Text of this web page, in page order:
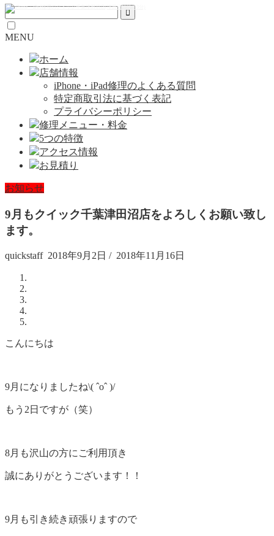
MENU
ホーム
店舗情報
iPhone・iPad修理のよくある質問
特定商取引法に基づく表記
プライバシーポリシー
修理メニュー・料金
5つの特徴
アクセス情報
お見積り
お知らせ
9月もクイック千葉津田沼店をよろしくお願い致し
ます。
quickstaff 2018年9月2日 / 2018年11月16日
こんにちは
9月になりましたね\( ˆoˆ )/
もう2日ですが（笑）
8月も沢山の方にご利用頂き
誠にありがとうございます！！
9月も引き続き頑張りますので